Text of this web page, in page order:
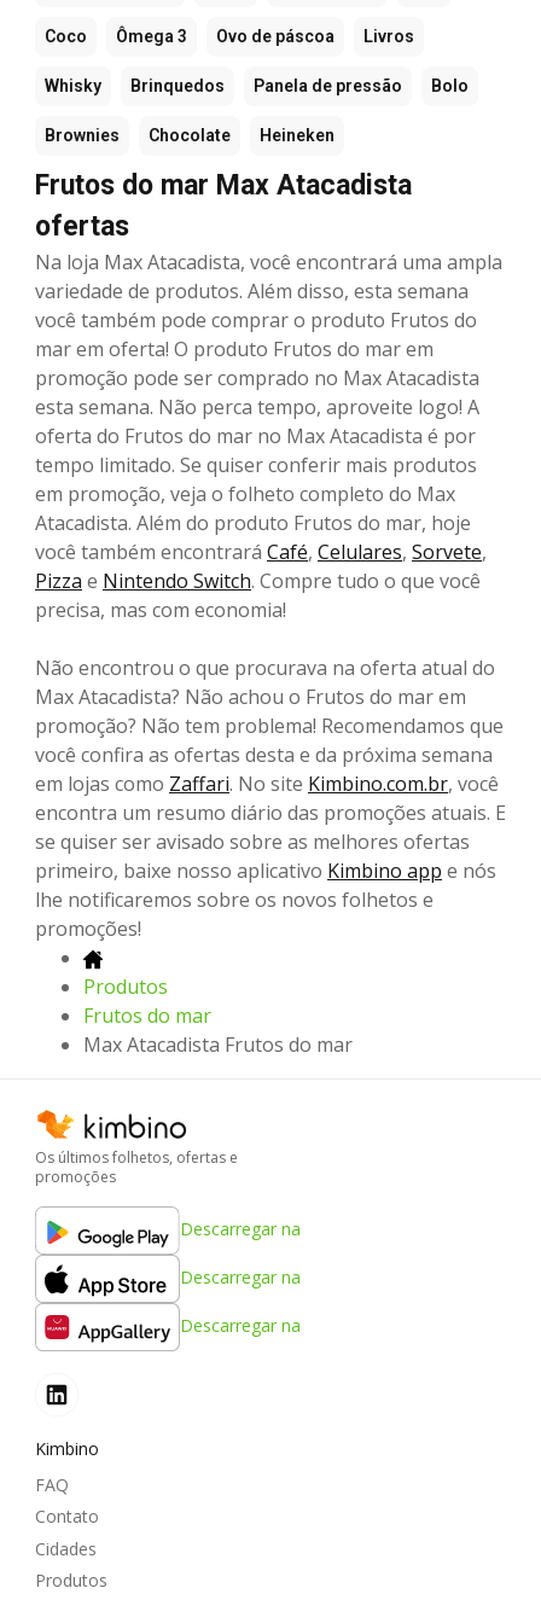
Coco Ômega 3 Ovo de páscoa Livros
Whisky Brinquedos Panela de pressão Bolo
Brownies Chocolate Heineken
Frutos do mar Max Atacadista
ofertas
Na loja Max Atacadista, você encontrará uma ampla
variedade de produtos. Além disso, esta semana
você também pode comprar o produto Frutos do
mar em oferta! O produto Frutos do mar em
promoção pode ser comprado no Max Atacadista
esta semana. Não perca tempo, aproveite logo! A
oferta do Frutos do mar no Max Atacadista é por
tempo limitado. Se quiser conferir mais produtos
em promoção, veja o folheto completo do Max
Atacadista. Além do produto Frutos do mar, hoje
você também encontrará Café, Celulares, Sorvete,
Pizza e Nintendo Switch. Compre tudo o que você
precisa, mas com economia!
Não encontrou o que procurava na oferta atual do
Max Atacadista? Não achou o Frutos do mar em
promoção? Não tem problema! Recomendamos que
você confira as ofertas desta e da próxima semana
em lojas como Zaffari. No site Kimbino.com.br, você
encontra um resumo diário das promoções atuais. E
se quiser ser avisado sobre as melhores ofertas
primeiro, baixe nosso aplicativo Kimbino app e nós
lhe notificaremos sobre os novos folhetos e
promoções!
Produtos
Frutos do mar
Max Atacadista Frutos do mar
Os últimos folhetos, ofertas e
promoções
Descarregar na
Descarregar na
Descarregar na
Kimbino
FAQ
Contato
Cidades
Produtos